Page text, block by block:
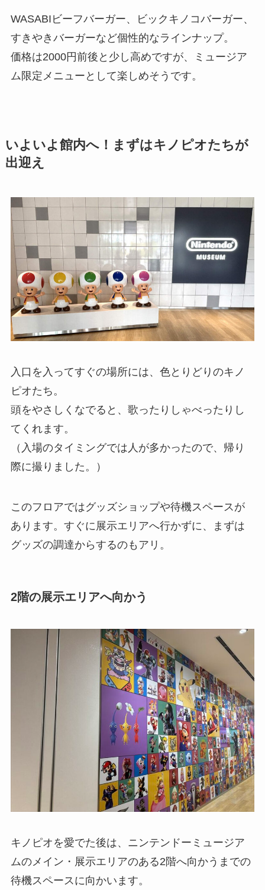
WASABIビーフバーガー、ビックキノコバーガー、
すきやきバーガーなど個性的なラインナップ。
価格は2000円前後と少し高めですが、ミュージア
ム限定メニューとして楽しめそうです。
いよいよ館内へ！まずはキノピオたちが
出迎え
入口を入ってすぐの場所には、色とりどりのキノ
ピオたち。
頭をやさしくなでると、歌ったりしゃべったりし
てくれます。
（入場のタイミングでは人が多かったので、帰り
際に撮りました。）
このフロアではグッズショップや待機スペースが
あります。すぐに展示エリアへ行かずに、まずは
グッズの調達からするのもアリ。
2階の展示エリアへ向かう
キノピオを愛でた後は、ニンテンドーミュージア
ムのメイン・展示エリアのある2階へ向かうまでの
待機スペースに向かいます。